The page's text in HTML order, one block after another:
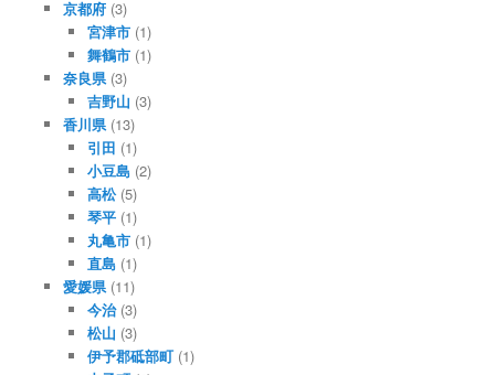
京都府(3)
宮津市 (1)
舞鶴市 (1)
奈良県(3)
吉野山 (3)
香川県(13)
引田 (1)
小豆島 (2)
高松(5)
琴平 (1)
丸亀市 (1)
直島 (1)
愛媛県(11)
今治(3)
松山 (3)
伊予郡砥部町 (1)